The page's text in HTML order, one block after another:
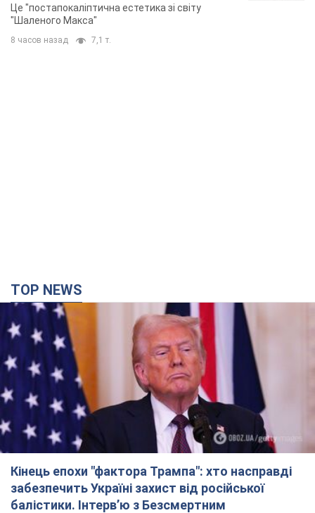
Це "постапокаліптична естетика зі світу
"Шаленого Макса"
8 часов назад 7,1 т.
TOP NEWS
Кінець епохи "фактора Трампа": хто насправді
забезпечить Україні захист від російської
балістики. Інтерв’ю з Безсмертним